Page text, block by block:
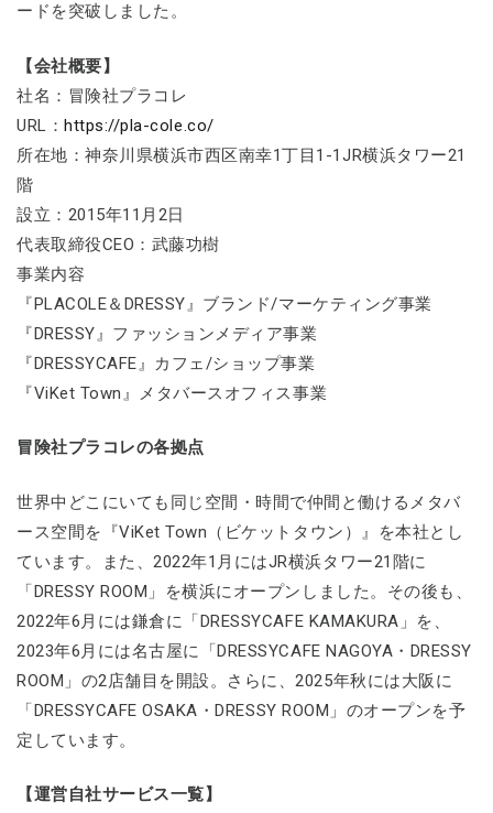
ードを突破しました。
【会社概要】
社名：冒険社プラコレ
URL：https://pla-cole.co/
所在地：神奈川県横浜市西区南幸1丁目1-1JR横浜タワー21
階
設立：2015年11月2日
代表取締役CEO：武藤功樹
事業内容
『PLACOLE＆DRESSY』ブランド/マーケティング事業
『DRESSY』ファッションメディア事業
『DRESSYCAFE』カフェ/ショップ事業
『ViKet Town』メタバースオフィス事業
冒険社プラコレの各拠点
世界中どこにいても同じ空間・時間で仲間と働けるメタバ
ース空間を『ViKet Town（ビケットタウン）』を本社とし
ています。また、2022年1月にはJR横浜タワー21階に
「DRESSY ROOM」を横浜にオープンしました。その後も、
2022年6月には鎌倉に「DRESSYCAFE KAMAKURA」を、
2023年6月には名古屋に「DRESSYCAFE NAGOYA・DRESSY
ROOM」の2店舗目を開設。さらに、2025年秋には大阪に
「DRESSYCAFE OSAKA・DRESSY ROOM」のオープンを予
定しています。
【運営自社サービス一覧】